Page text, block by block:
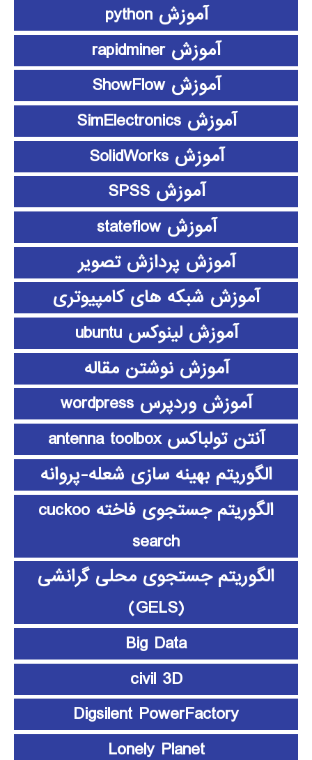
آموزش python
آموزش rapidminer
آموزش ShowFlow
آموزش SimElectronics
آموزش SolidWorks
آموزش SPSS
آموزش stateflow
آموزش پردازش تصویر
آموزش شبکه های کامپیوتری
آموزش لینوکس ubuntu
آموزش نوشتن مقاله
آموزش وردپرس wordpress
آنتن تولباکس antenna toolbox
الگوریتم بهینه سازی شعله-پروانه
الگوریتم جستجوی فاخته cuckoo
search
الگوریتم جستجوی محلی گرانشی
(GELS)
Big Data
civil 3D
Digsilent PowerFactory
Lonely Planet